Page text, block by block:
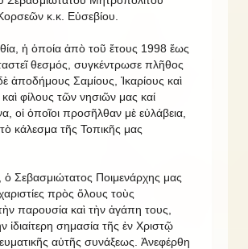
κ.κ. Εὐσεβίου.
ἡ ὁποία ἀπὸ τοῦ ἔτους 1998 ἕως
θεσμός, συγκέντρωσε πλῆθος
ἀποδήμους Σαμίους, Ἰκαρίους καὶ
φίλους τῶν νησιῶν μας καί
οἱ ὁποῖοι προσῆλθαν μὲ εὐλάβεια,
κάλεσμα τῆς Τοπικῆς μας
ὁ Σεβασμιώτατος Ποιμενάρχης μας
πρὸς ὅλους τοὺς
παρουσία καὶ τὴν ἀγάπη τους,
ἰδιαίτερη σημασία τῆς ἐν Χριστῷ
αὐτῆς συνάξεως. Ἀνεφέρθη